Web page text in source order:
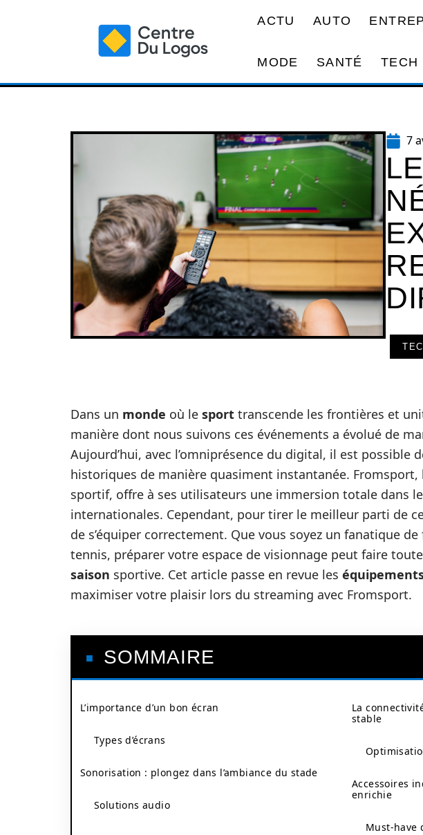
ACTU AUTO
MODE SANTÉ TECH
7
Dans un monde où le sport transcende les frontières et
manière dont nous suivons ces événements a évolué de
Aujourd’hui, avec l’omniprésence du digital, il est possible
historiques de manière quasiment instantanée. Fromsport,
sportif, offre à ses utilisateurs une immersion totale dans
internationales. Cependant, pour tirer le meilleur parti de
de s’équiper correctement. Que vous soyez un fanatique
tennis, préparer votre espace de visionnage peut faire
saison sportive. Cet article passe en revue les
maximiser votre plaisir lors du streaming avec Fromsport.
SOMMAIRE
L’importance d’un bon écran
Types d’écrans
Sonorisation : plongez dans l’ambiance du stade
Solutions audio
La
stable
Accessoires
enrichie
Must-have